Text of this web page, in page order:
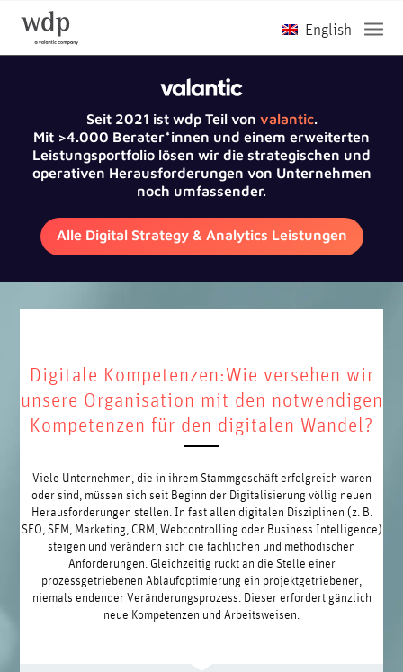
Seit 2021 ist wdp Teil von valantic.
Mit >4.000 Berater*innen und einem erweiterten
Leistungsportfolio lösen wir die strategischen und
operativen Herausforderungen von Unternehmen
noch umfassender.
Alle Digital Strategy & Analytics Leistungen
Digitale Kompetenzen:Wie versehen wir
unsere Organisation mit den notwendigen
Kompetenzen für den digitalen Wandel?
Viele Unternehmen, die in ihrem Stammgeschäft erfolgreich waren
oder sind, müssen sich seit Beginn der Digitalisierung völlig neuen
Herausforderungen stellen. In fast allen digitalen Disziplinen (z. B.
SEO, SEM, Marketing, CRM, Webcontrolling oder Business Intelligence)
steigen und verändern sich die fachlichen und methodischen
Anforderungen. Gleichzeitig rückt an die Stelle einer
prozessgetriebenen Ablaufoptimierung ein projektgetriebener,
niemals endender Veränderungsprozess. Dieser erfordert gänzlich
neue Kompetenzen und Arbeitsweisen.